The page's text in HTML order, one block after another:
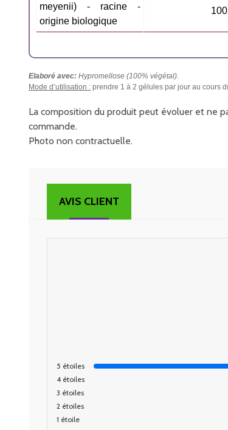
meyenii) - racine -
origine biologique
Elaboré avec: Hypromellose (100% végétal).
Mode d’utilisation : prendre 1 à 2 gélules par jour au cours
La composition du produit peut évoluer et ne
commande.
Photo non contractuelle.
AVIS CLIENT
5 étoiles
4 étoiles
3 étoiles
2 étoiles
1 étoile